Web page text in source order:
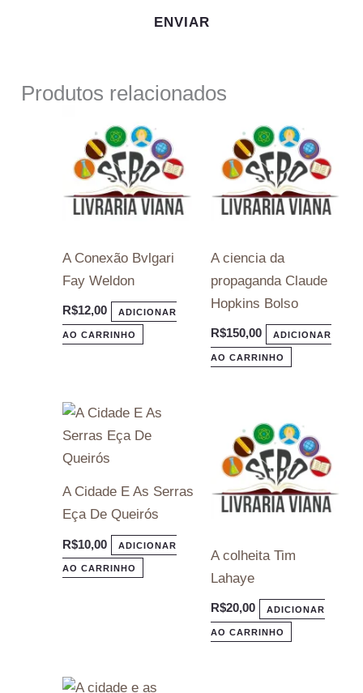
Produtos relacionados
A Conexão Bvlgari
Fay Weldon
R$12,00 ADICIONAR
AO CARRINHO
A ciencia da
propaganda Claude
Hopkins Bolso
R$150,00 ADICIONAR
AO CARRINHO
A Cidade E As Serras
Eça De Queirós
R$10,00 ADICIONAR
AO CARRINHO
A colheita Tim
Lahaye
R$20,00 ADICIONAR
AO CARRINHO